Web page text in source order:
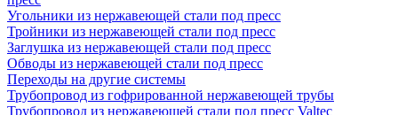
Угольники из нержавеющей стали под пресс
Тройники из нержавеющей стали под пресс
Заглушка из нержавеющей стали под пресс
Обводы из нержавеющей стали под пресс
Переходы на другие системы
Трубопровод из гофрированной нержавеющей трубы
Трубопровод из нержавеющей стали под пресс Valtec